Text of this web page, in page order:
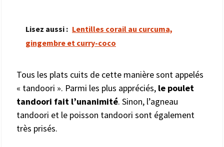
Lisez aussi : Lentilles corail au curcuma,
gingembre et curry-coco
Tous les plats cuits de cette manière sont appelés
« tandoori ». Parmi les plus appréciés, le poulet
tandoori fait l’unanimité. Sinon, l’agneau
tandoori et le poisson tandoori sont également
très prisés.